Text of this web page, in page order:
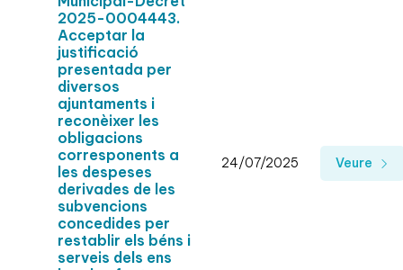
2025-0004443.
Acceptar la
justificació
presentada per
diversos
ajuntaments i
reconèixer les
obligacions
corresponents a
les despeses
derivades de les
subvencions
concedides per
restablir els béns i
serveis dels ens
24/07/2025 Veure